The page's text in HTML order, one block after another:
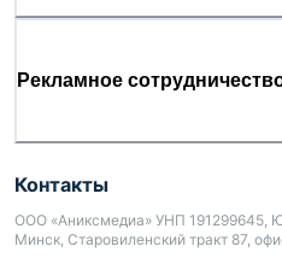
Рекламное
Контакты
ООО «Аниксмедиа» УНП 191299645,
Минск, Старовиленский тракт 87,